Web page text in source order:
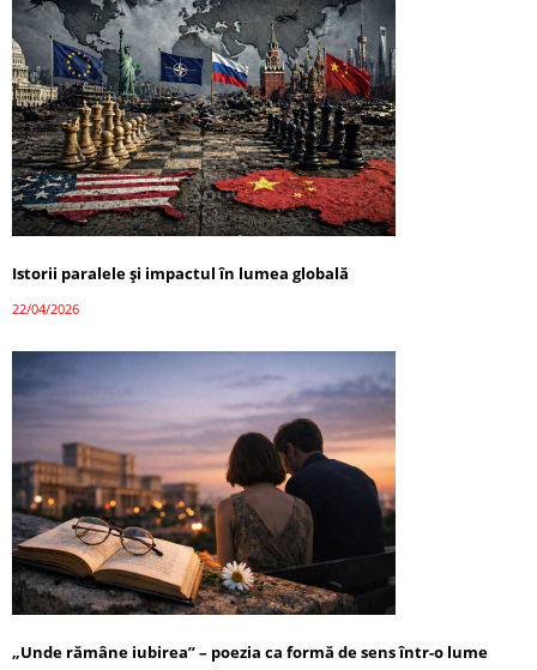
Istorii paralele și impactul în lumea globală
22/04/2026
„Unde rămâne iubirea” – poezia ca formă de sens într-o lume